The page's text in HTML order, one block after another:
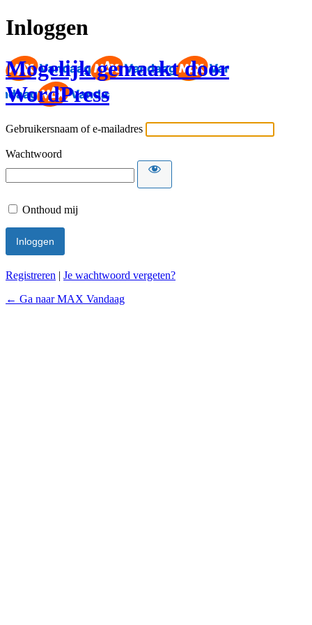
Inloggen
Mogelijk gemaakt door
WordPress
Gebruikersnaam of e-mailadres
Wachtwoord
Onthoud mij
Registreren | Je wachtwoord vergeten?
← Ga naar MAX Vandaag